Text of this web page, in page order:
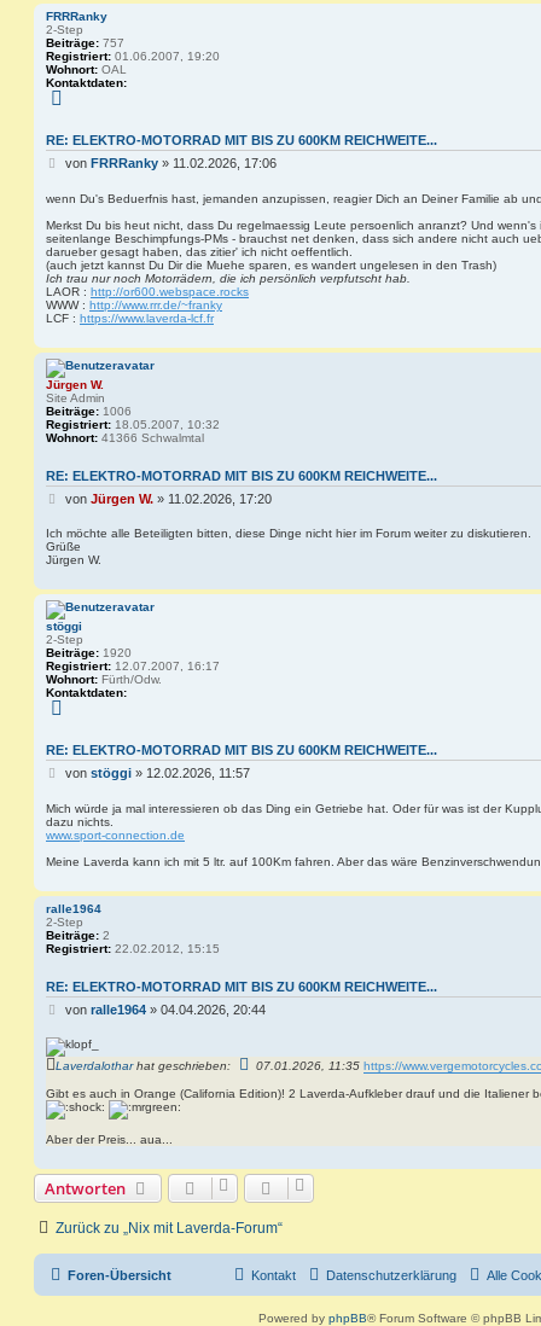
FRRRanky
2-Step
Beiträge: 757
Registriert: 01.06.2007, 19:20
Wohnort: OAL
Kontaktdaten:
t
a
k
a
e
n
v
o
n
F
R
R
a
n
y
RE: ELEKTRO-MOTORRAD MIT BIS ZU 600KM REICHWEITE...
B
i
r
a
g
von FRRRanky» 11.02.2026, 17:06
wenn Du's Beduerfnis hast, jemanden anzupissen, reagier Dich an Deiner Familie ab
Merkst Du bis heut nicht, dass Du regelmaessig Leute persoenlich anranzt? Und
seitenlange Beschimpfungs-PMs - brauchst net denken, dass sich andere nicht auch
darueber gesagt haben, das zitier' ich nicht oeffentlich.
(auch jetzt kannst Du Dir die Muehe sparen, es wandert ungelesen in den Trash)
Ich trau nur noch Motorrädern, die ich persönlich verpfutscht hab.
LAOR : http://or600.webspace.rocks
WWW : http://www.rrr.de/~franky
LCF : https://www.laverda-lcf.fr
Jürgen W.
Site Admin
Beiträge: 1006
Registriert: 18.05.2007, 10:32
Wohnort: 41366 Schwalmtal
RE: ELEKTRO-MOTORRAD MIT BIS ZU 600KM REICHWEITE...
B
i
t
r
g
von Jürgen W.» 11.02.2026, 17:20
Ich möchte alle Beteiligten bitten, diese Dinge nicht hier im Forum weiter zu diskutieren.
Grüße
Jürgen W.
stöggi
2-Step
Beiträge: 1920
Registriert: 12.07.2007, 16:17
Wohnort: Fürth/Odw.
Kontaktdaten:
t
a
k
a
t
e
v
n
s
t
ö
g
RE: ELEKTRO-MOTORRAD MIT BIS ZU 600KM REICHWEITE...
B
i
t
r
a
von stöggi» 12.02.2026, 11:57
Mich würde ja mal interessieren ob das Ding ein Getriebe hat. Oder für was ist der
dazu nichts.
www.sport-connection.de
Meine Laverda kann ich mit 5 ltr. auf 100Km fahren. Aber das wäre
ralle1964
2-Step
Beiträge: 2
Registriert: 22.02.2012, 15:15
RE: ELEKTRO-MOTORRAD MIT BIS ZU 600KM REICHWEITE...
B
i
t
a
g
von ralle1964» 04.04.2026, 20:44
Laverdalotharhat geschrieben: 07.01.2026, 11:35 https://
Gibt es auch in Orange (California Edition)! 2 Laverda-Aufkleber drauf und die Italiener
Aber der Preis... aua...
Antworten
Zurück zu „Nix mit Laverda-Forum“
Foren-Übersicht Alle
Datenschutzerklärung
Kontakt
Powered by phpBB® Forum Software © phpBB